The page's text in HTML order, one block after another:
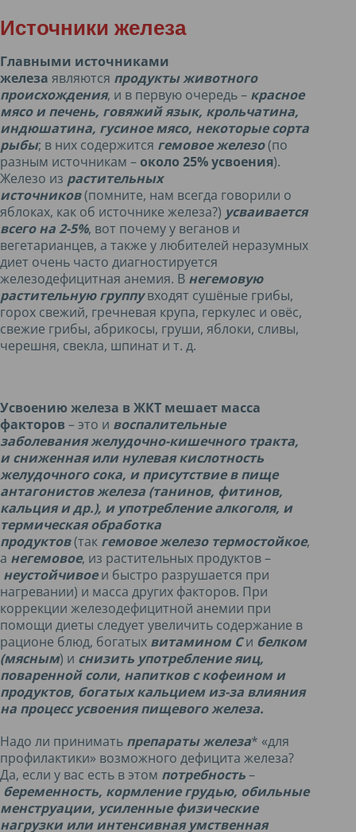
Источники железа
Главными источниками
железа являются продукты животного
происхождения, и в первую очередь – красное
мясо и печень, говяжий язык, крольчатина,
индюшатина, гусиное мясо, некоторые сорта
рыбы; в них содержится гемовое железо(по
разным источникам –около 25% усвоения).
Железо из растительных
источников(помните, нам всегда говорили о
яблоках, как об источнике железа?) усваивается
всего на 2-5%, вот почему у веганов и
вегетарианцев, а также у любителей неразумных
диет очень часто диагностируется
железодефицитная анемия. В негемовую
растительную группувходят сушёные грибы,
горох свежий, гречневая крупа, геркулес и овёс,
свежие грибы, абрикосы, груши, яблоки, сливы,
черешня, свекла, шпинат и т. д.
Усвоению железа в ЖКТ мешает масса
факторов – это и воспалительные
заболевания желудочно-кишечного тракта,
и сниженная или нулевая кислотность
желудочного сока, и присутствие в пище
антагонистов железа (танинов, фитинов,
кальция и др.), и употребление алкоголя, и
термическая обработка
продуктов(так гемовое железо термостойкое,
а негемовое, из растительных продуктов –
неустойчивоеи быстро разрушается при
нагревании) и масса других факторов. При
коррекции железодефицитной анемии при
помощи диеты следует увеличить содержание в
рационе блюд, богатых витамином Си белком
(мясным) и снизить употребление яиц,
поваренной соли, напитков с кофеином и
продуктов, богатых кальцием из-за влияния
на процесс усвоения пищевого железа.
Надо ли принимать препараты железа* «для
профилактики» возможного дефицита железа?
Да, если у вас есть в этом потребность–
беременность, кормление грудью, обильные
менструации, усиленные физические
нагрузки или интенсивная умственная